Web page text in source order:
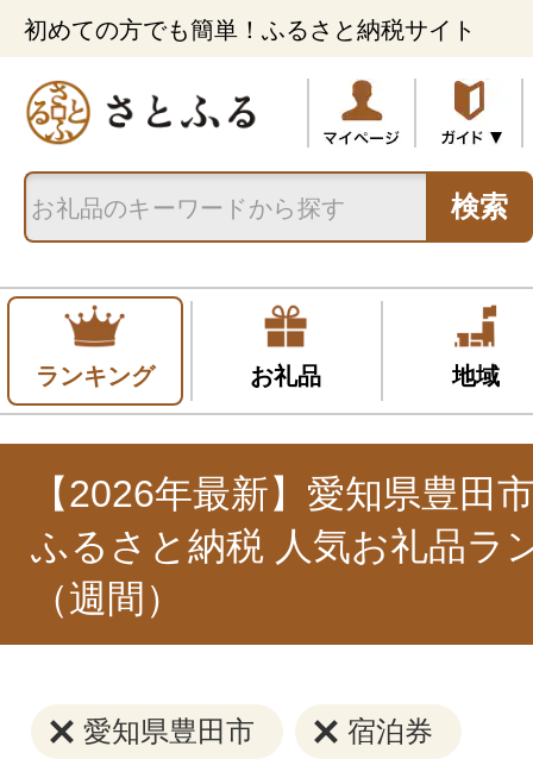
初めての方でも簡単！ふるさと納税サイト
検索
ランキング お礼品 地域
【2026年最新】愛知県豊田
ふるさと納税 人気お礼品ラ
（週間）
愛知県豊田市 宿泊券